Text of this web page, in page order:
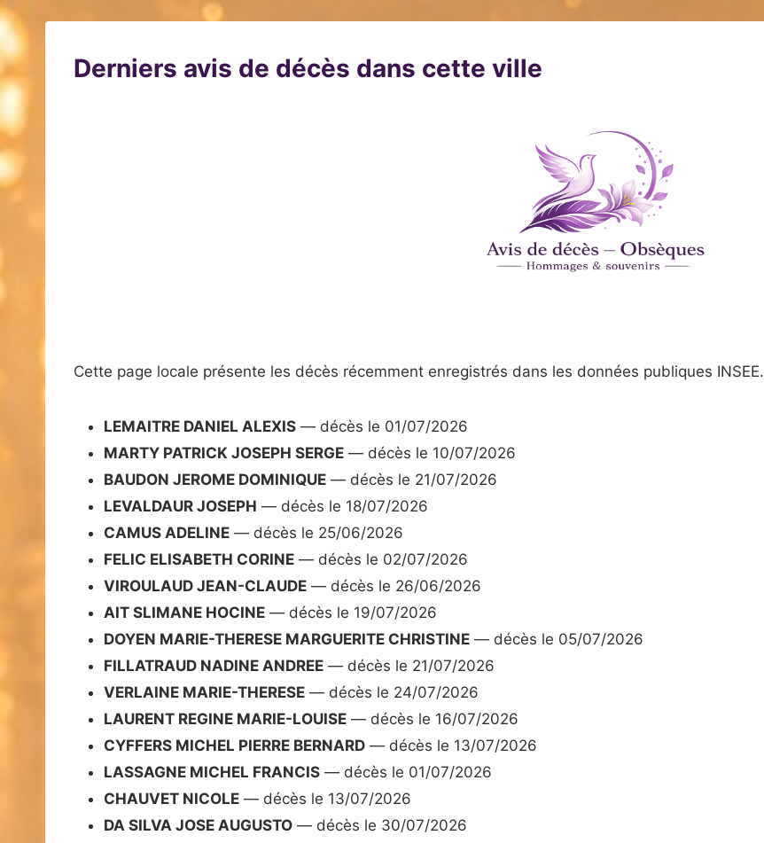
Derniers avis de décès dans cette ville
Cette page locale présente les décès récemment enregistrés dans les données publiques INSEE.
LEMAITRE DANIEL ALEXIS — décès le 01/07/2026
MARTY PATRICK JOSEPH SERGE — décès le 10/07/2026
BAUDON JEROME DOMINIQUE — décès le 21/07/2026
LEVALDAUR JOSEPH — décès le 18/07/2026
CAMUS ADELINE — décès le 25/06/2026
FELIC ELISABETH CORINE — décès le 02/07/2026
VIROULAUD JEAN-CLAUDE — décès le 26/06/2026
AIT SLIMANE HOCINE — décès le 19/07/2026
DOYEN MARIE-THERESE MARGUERITE CHRISTINE — décès le 05/07/2026
FILLATRAUD NADINE ANDREE — décès le 21/07/2026
VERLAINE MARIE-THERESE — décès le 24/07/2026
LAURENT REGINE MARIE-LOUISE — décès le 16/07/2026
CYFFERS MICHEL PIERRE BERNARD — décès le 13/07/2026
LASSAGNE MICHEL FRANCIS — décès le 01/07/2026
CHAUVET NICOLE — décès le 13/07/2026
DA SILVA JOSE AUGUSTO — décès le 30/07/2026